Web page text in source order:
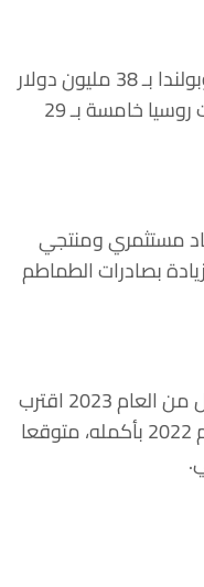
تلتها أوكرانيا بنحو 51 مليون دولار وبولندا بـ 38 مليون دولار
وألمانيا بـ 35 مليون دولار، فيما حلت روسيا خامسة بـ 29
مستثمري ومنتجي
بصادرات الطماطم
وأوضح أن رقم صادرات النصف الأول من العام 2023 اقترب
كثيرا من رقم صادرات الطماطم لعام 2022 بأكمله، متوقعا